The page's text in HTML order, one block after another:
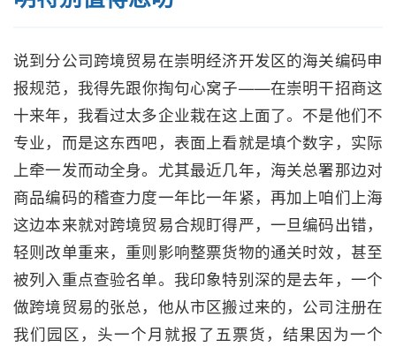
说到分公司跨境贸易在崇明经济开发区的海关编码申
报规范，我得先跟你掏句心窝子——在崇明干招商这
十来年，我看过太多企业栽在这上面了。不是他们不
专业，而是这东西吧，表面上看就是填个数字，实际
上牵一发而动全身。尤其最近几年，海关总署那边对
商品编码的稽查力度一年比一年紧，再加上咱们上海
这边本来就对跨境贸易合规盯得严，一旦编码出错，
轻则改单重来，重则影响整票货物的通关时效，甚至
被列入重点查验名单。我印象特别深的是去年，一个
做跨境贸易的张总，他从市区搬过来的，公司注册在
我们园区，头一个月就报了五票货，结果因为一个